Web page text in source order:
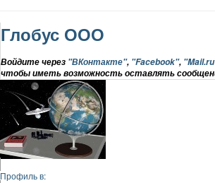
Глобус ООО
Войдите через "ВКонтакте", "Facebook",
чтобы иметь возможность оставлять
Профиль в: